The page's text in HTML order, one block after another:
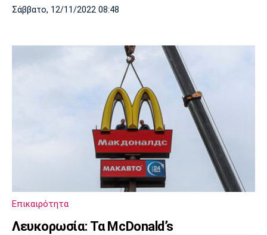
Σάββατο, 12/11/2022 08:48
Επικαιρότητα
Λευκορωσία: Τα McDonald’s